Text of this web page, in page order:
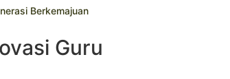
Berkemajuan
Study Tiru di SMP Muhammadiyah 10
Guru